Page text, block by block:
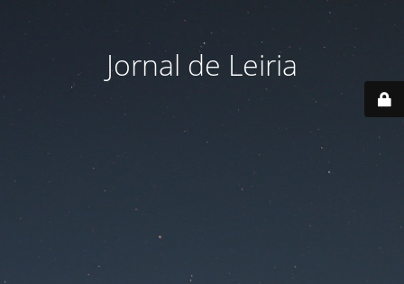
Jornal de Leiria